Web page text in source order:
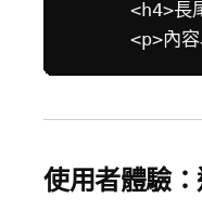
<h4>長
使用者體驗